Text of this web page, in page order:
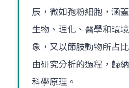
辰，微如孢粉細胞，涵
生物、理化、醫學和環
象，又以節肢動物所占
由研究分析的過程，歸
科學原理。